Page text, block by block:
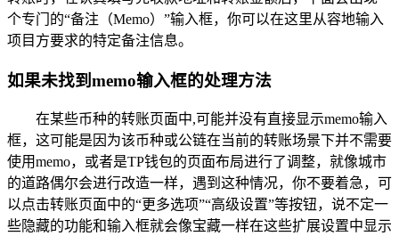
个专门的“备注（Memo）”输入框，你可以在这里从容地输入
项目方要求的特定备注信息。
如果未找到memo输入框的处理方法
在某些币种的转账页面中,可能并没有直接显示memo输入
框，这可能是因为该币种或公链在当前的转账场景下并不需要
使用memo，或者是TP钱包的页面布局进行了调整，就像城市
的道路偶尔会进行改造一样，遇到这种情况，你不要着急，可
以点击转账页面中的“更多选项”“高级设置”等按钮，说不定一
些隐藏的功能和输入框就会像宝藏一样在这些扩展设置中显示